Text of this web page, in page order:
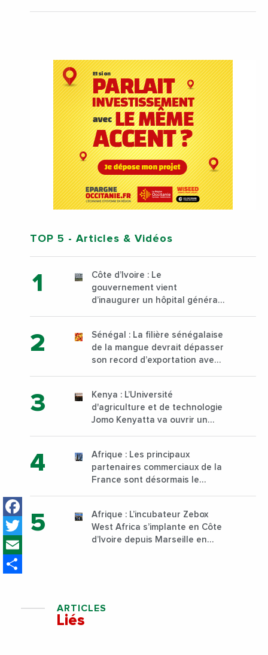
Facebook
Twitter
TOP 5 - Articles & Vidéos
Côte d’Ivoire : Le
gouvernement vient
d’inaugurer un hôpital général
Sénégal : La filière sénégalaise
de la mangue devrait dépasser
son record d’exportation avec
Kenya : L’Université
d'agriculture et de technologie
Jomo Kenyatta va ouvrir un
sur son campus de Karen à
Nairobi dès janvier 2023
Afrique : Les principaux
partenaires commerciaux de la
France sont désormais le
Afrique : L’incubateur Zebox
West Africa s’implante en Côte
d’Ivoire depuis Marseille en
ARTICLES
Liés